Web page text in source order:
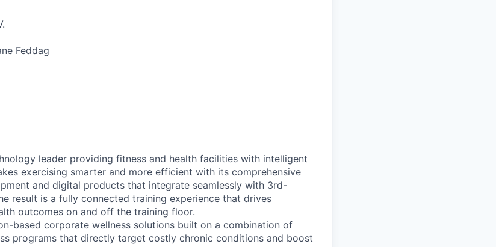
Feddag
leader providing fitness and health facilities with intelligent
exercising smarter and more efficient with its comprehensive
and digital products that integrate seamlessly with 3rd-
result is a fully connected training experience that drives
outcomes on and off the training floor.
based corporate wellness solutions built on a combination of
programs that directly target costly chronic conditions and boost